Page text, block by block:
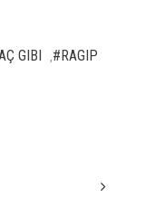
GIBI
#RAGIP